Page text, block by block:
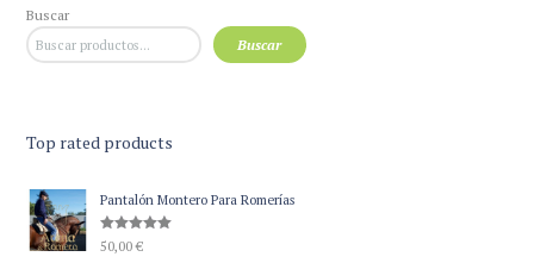
Buscar
Buscar
Top rated products
Pantalón Montero Para Romerías
Valorado
con5.00
50,00€